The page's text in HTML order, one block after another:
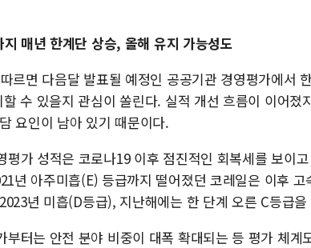
매년 한계단 상승, 올해 유지 가능성도
르면 다음달 발표될 예정인 공공기관 경영평가에서
할 수 있을지 관심이 쏠린다. 실적 개선 흐름이 이어졌
요인이 남아 있기 때문이다.
평가 성적은 코로나19 이후 점진적인 회복세를 보이
년 아주미흡(E) 등급까지 떨어졌던 코레일은 이후
년 미흡(D등급), 지난해에는 한 단계 오른 C등급
부터는 안전 분야 비중이 대폭 확대되는 등 평가 체